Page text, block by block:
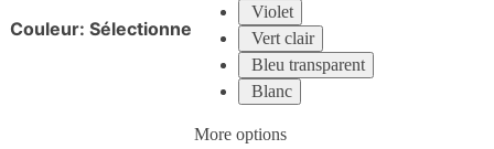
Couleur: Sélectionne
Violet
Vert clair
Bleu transparent
Blanc
More options